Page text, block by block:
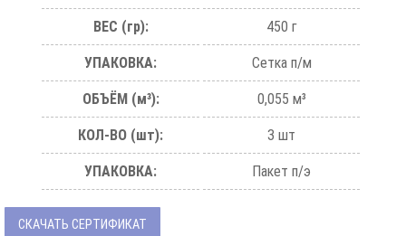
ВЕС (гр): 450 г
УПАКОВКА: Сетка п/м
ОБЪЁМ (м³): 0,055 м³
КОЛ-ВО (шт): 3 шт
УПАКОВКА: Пакет п/э
СКАЧАТЬ СЕРТИФИКАТ